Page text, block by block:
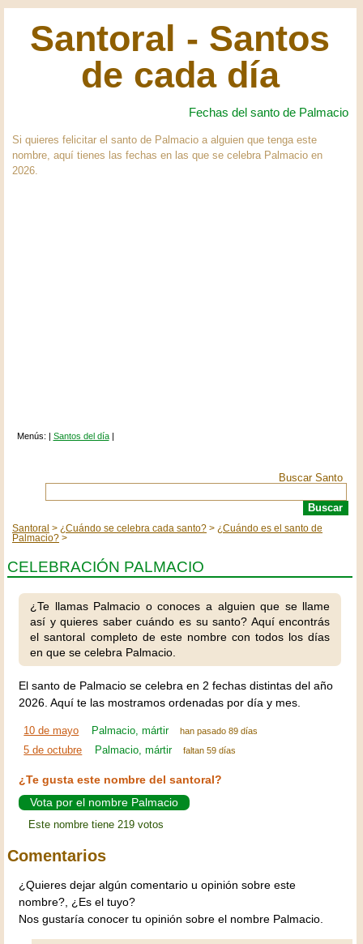
Santoral - Santos
de cada día
Fechas del santo de Palmacio
Si quieres felicitar el santo de Palmacio a alguien que tenga este
nombre, aquí tienes las fechas en las que se celebra Palmacio en
2026.
Menús: | Santos del día|
Buscar Santo
Santoral ¿Cuándo se celebra cada santo?
¿Cuándo es el santo de
Palmacio?
CELEBRACIÓN PALMACIO
¿Te llamas Palmacio o conoces a alguien que se llame
así y quieres saber cuándo es su santo? Aquí encontrás
el santoral completo de este nombre con todos los días
en que se celebra Palmacio.
El santo de Palmacio se celebra en 2 fechas distintas del año
2026. Aquí te las mostramos ordenadas por día y mes.
10 de mayo Palmacio, mártir han pasado 89 días
5 de octubre Palmacio, mártir faltan 59 días
¿Te gusta este nombre del santoral?
Vota por el nombre Palmacio
Este nombre tiene 219 votos
Comentarios
¿Quieres dejar algún comentario u opinión sobre este
nombre?, ¿Es el tuyo?
Nos gustaría conocer tu opinión sobre el nombre Palmacio.